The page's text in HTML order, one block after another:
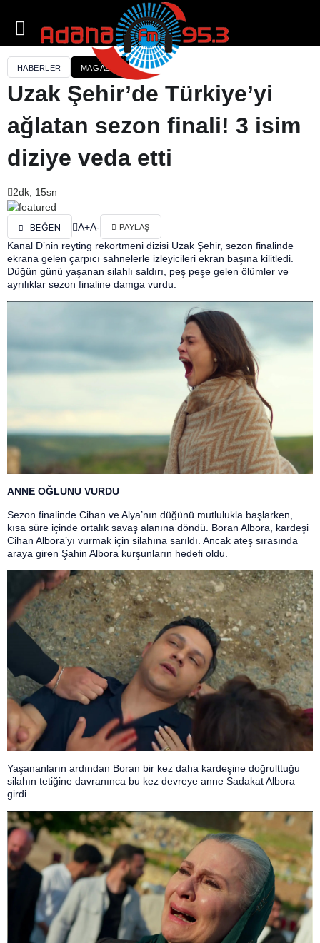
HABERLER MAGAZIN
Uzak Şehir’de Türkiye’yi
ağlatan sezon finali! 3 isim
diziye veda etti
2dk, 15sn
BEĞEN A+A- PAYLAŞ
Kanal D’nin reyting rekortmeni dizisi Uzak Şehir, sezon finalinde
ekrana gelen çarpıcı sahnelerle izleyicileri ekran başına kilitledi.
Düğün günü yaşanan silahlı saldırı, peş peşe gelen ölümler ve
ayrılıklar sezon finaline damga vurdu.
ANNE OĞLUNU VURDU
Sezon finalinde Cihan ve Alya’nın düğünü mutlulukla başlarken,
kısa süre içinde ortalık savaş alanına döndü. Boran Albora, kardeşi
Cihan Albora’yı vurmak için silahına sarıldı. Ancak ateş sırasında
araya giren Şahin Albora kurşunların hedefi oldu.
Yaşananların ardından Boran bir kez daha kardeşine doğrulttuğu
silahın tetiğine davranınca bu kez devreye anne Sadakat Albora
girdi.